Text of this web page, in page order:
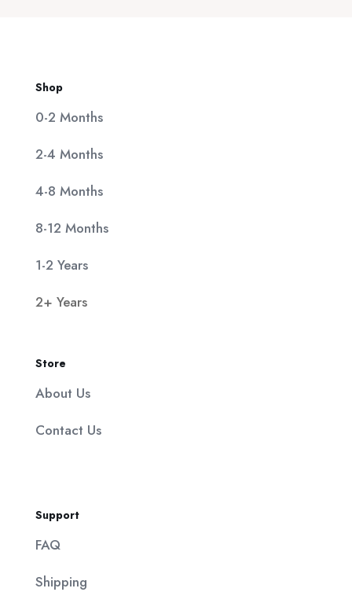
Shop
0-2 Months
2-4 Months
4-8 Months
8-12 Months
1-2 Years
2+ Years
Store
About Us
Contact Us
Support
FAQ
Shipping